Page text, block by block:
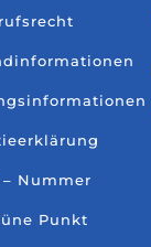
– Nummer
Punkt